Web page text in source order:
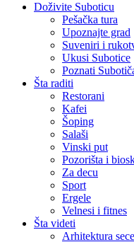
Doživite Suboticu
Pešačka tura
Upoznajte grad
Suveniri i
Ukusi Subotice
Poznati
Šta raditi
Restorani
Kafei
Šoping
Salaši
Vinski put
Pozorišta i
Za decu
Sport
Ergele
Velnesi i fitnes
Šta videti
Arhitektura